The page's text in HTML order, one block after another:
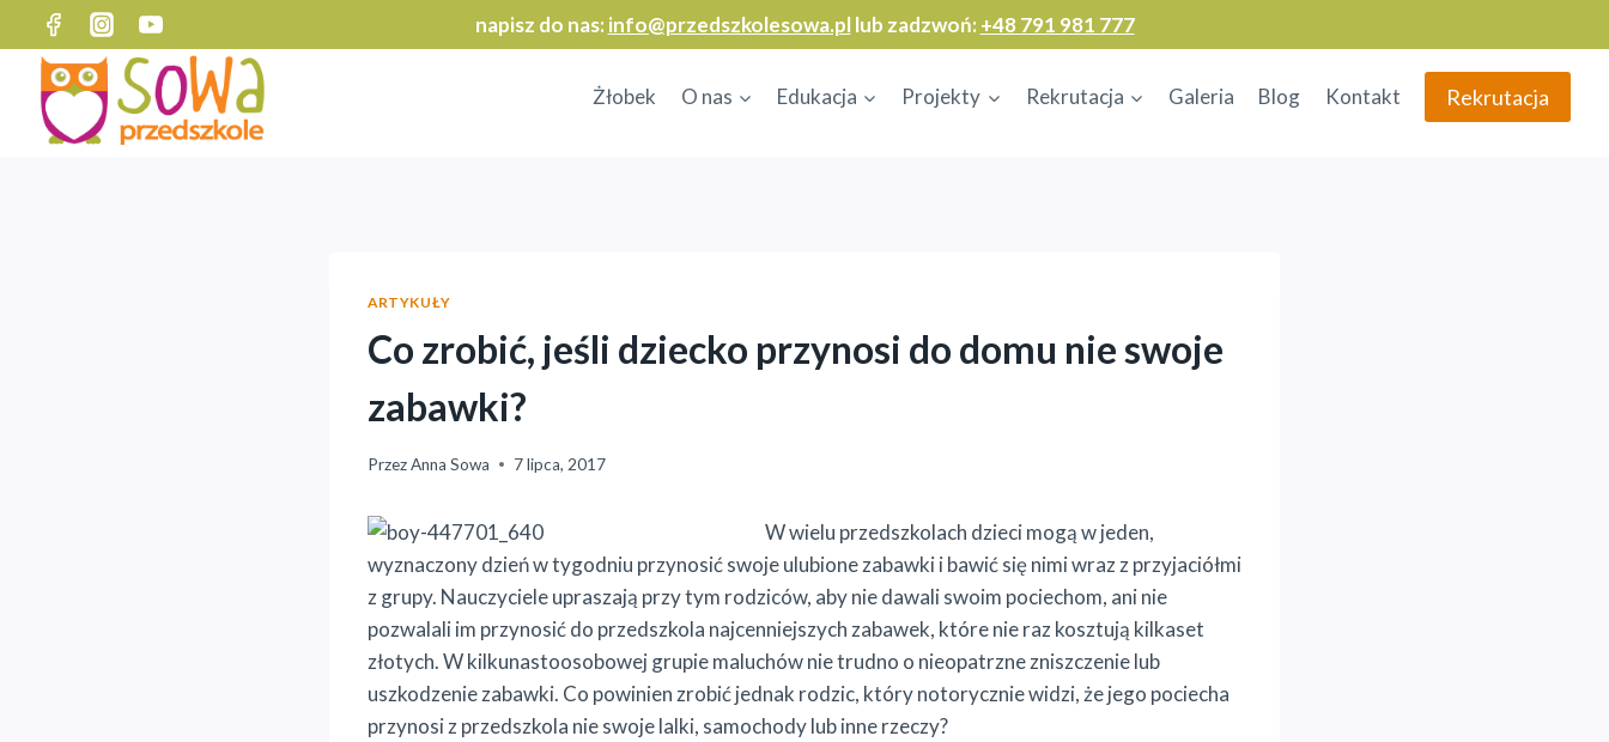
Przejdź
do
treści
napisz do nas: info@przedszkolesowa.pllub zadzwoń: +48 791 981 777
Żłobek O nas Edukacja Projekty Rekrutacja Galeria Blog Kontakt Rekrutacja
ARTYKUŁY
Co zrobić, jeśli dziecko przynosi do domu nie swoje
zabawki?
PrzezAnna Sowa 7 lipca, 2017
W wielu przedszkolach dzieci mogą w jeden,
wyznaczony dzień w tygodniu przynosić swoje ulubione zabawki i bawić się nimi wraz z przyjaciółmi
z grupy. Nauczyciele upraszają przy tym rodziców, aby nie dawali swoim pociechom, ani nie
pozwalali im przynosić do przedszkola najcenniejszych zabawek, które nie raz kosztują kilkaset
złotych. W kilkunastoosobowej grupie maluchów nie trudno o nieopatrzne zniszczenie lub
uszkodzenie zabawki. Co powinien zrobić jednak rodzic, który notorycznie widzi, że jego pociecha
przynosi z przedszkola nie swoje lalki, samochody lub inne rzeczy?